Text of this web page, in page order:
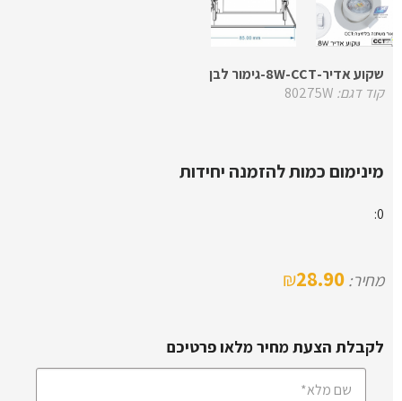
שקוע אדיר-8W-CCT-גימור לבן
קוד דגם:80275W
מינימום כמות להזמנה יחידות
מחיר:28.90
₪
לקבלת הצעת מחיר מלאו פרטיכם